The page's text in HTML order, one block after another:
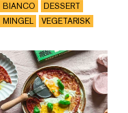
BIANCO
DESSERT
MINGEL
VEGETARISK